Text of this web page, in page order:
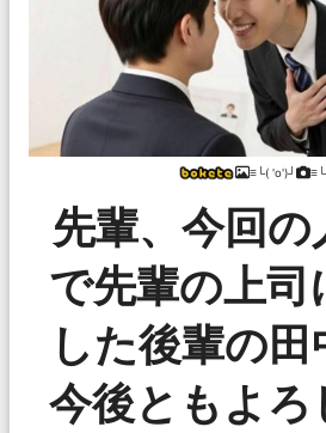
≡└( 'o')┘
先輩、今回の
で先輩の上司
した後輩の田
今後ともよろ